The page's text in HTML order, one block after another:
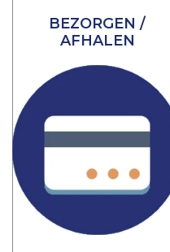
BEZORGEN /
AFHALEN